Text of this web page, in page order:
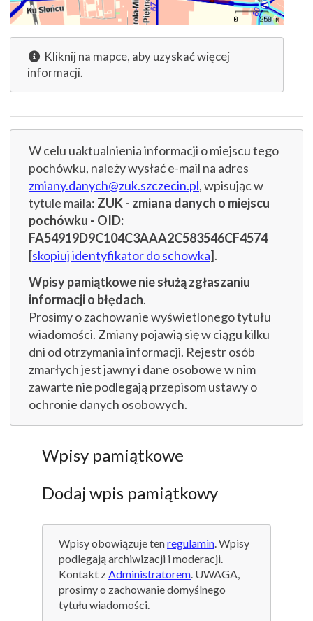
Kliknij na mapce, aby uzyskać więcej
informacji.
W celu uaktualnienia informacji o miejscu tego
pochówku, należy wysłać e-mail na adres
zmiany.danych@zuk.szczecin.pl, wpisując w
tytule maila: ZUK - zmiana danych o miejscu
pochówku - OID:
FA54919D9C104C3AAA2C583546CF4574
[skopiuj identyfikator do schowka].
Wpisy pamiątkowe nie służą zgłaszaniu
informacji o błędach.
Prosimy o zachowanie wyświetlonego tytułu
wiadomości. Zmiany pojawią się w ciągu kilku
dni od otrzymania informacji. Rejestr osób
zmarłych jest jawny i dane osobowe w nim
zawarte nie podlegają przepisom ustawy o
ochronie danych osobowych.
Wpisy pamiątkowe
Dodaj wpis pamiątkowy
Wpisy obowiązuje tenregulamin. Wpisy
podlegają archiwizacji i moderacji.
Kontakt zAdministratorem. UWAGA,
prosimy o zachowanie domyślnego
tytułu wiadomości.